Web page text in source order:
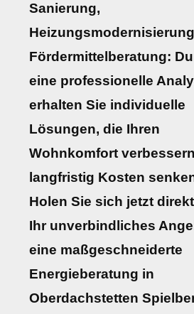
Sanierung,
Fördermittelberatung:
eine professionelle
erhalten Sie individuelle
Lösungen, die Ihren
Wohnkomfort
langfristig Kosten
Holen Sie sich jetzt
Ihr unverbindliches
eine maßgeschneiderte
Energieberatung in
Oberdachstetten